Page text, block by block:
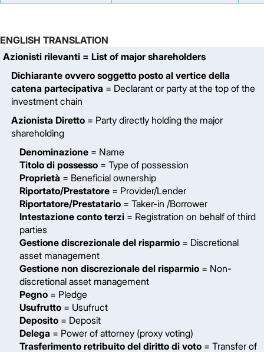
ENGLISH TRANSLATION
Azionisti rilevanti = List of major shareholders
Dichiarante ovvero soggetto posto al vertice della
catena partecipativa = Declarant or party at the top of the
investment chain
Azionista Diretto = Party directly holding the major
shareholding
Denominazione = Name
Titolo di possesso = Type of possession
Proprietà = Beneficial ownership
Riportato/Prestatore = Provider/Lender
Riportatore/Prestatario = Taker-in /Borrower
Intestazione conto terzi = Registration on behalf of third
parties
Gestione discrezionale del risparmio = Discretional
asset management
Gestione non discrezionale del risparmio = Non-
discretional asset management
Pegno = Pledge
Usufrutto = Usufruct
Deposito = Deposit
Delega = Power of attorney (proxy voting)
Trasferimento retribuito del diritto di voto = Transfer of